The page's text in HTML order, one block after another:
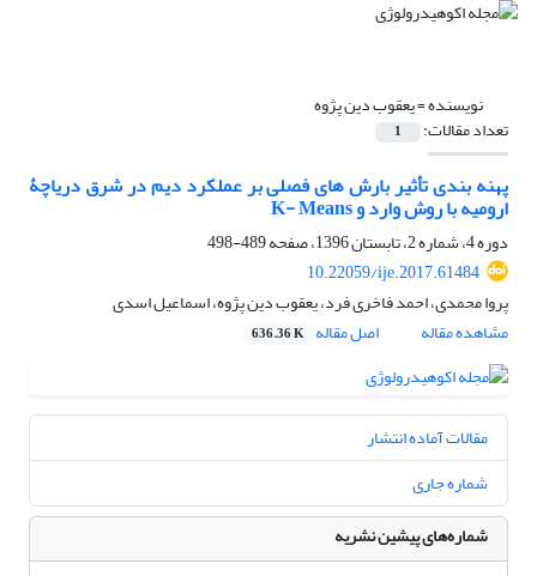
نویسنده =یعقوب دین پژوه
تعداد مقالات: 1
پهنه ‏بندی تأثیر بارش ‏های فصلی بر عملکرد دیم در شرق دریاچۀ
ارومیه با روش وارد و K- Means
دوره 4، شماره 2، تابستان 1396، صفحه
489-498
10.22059/ije.2017.61484
پروا محمدی، احمد فاخری فرد، یعقوب دین پژوه، اسماعیل اسدی
مشاهده مقاله
اصل مقاله 636.36 K
مقالات آماده انتشار
شماره جاری
شماره‌های پیشین نشریه